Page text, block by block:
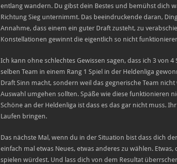
entlang wandern. Du gibst dein Bestes und bemühst dich
Richtung Sieg unternimmt. Das beeindruckende daran,
Annahme, dass einem ein guter Draft zusteht, zu
Konstellationen gewinnt die eigentlich so nicht
Ich kann ohne schlechtes Gewissen sagen, dass ich 3 von
selben Team in einem Rang 1 Spiel in der Heldenliga
Draft Sinn macht, sondern weil das gegnerische Team
Auswahl umgehen sollten. Späße wie diese funktionieren
Schöne an der Heldenliga ist dass es das gar nicht muss.
Laufen bringen.
Das nächste Mal, wenn du in der Situation bist dass dich
einfach mal etwas Neues, etwas anderes zu wählen.
spielen würdest. Und lass dich von dem Resultat